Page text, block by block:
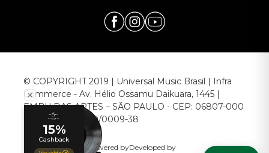
© COPYRIGHT 2019 | Universal Music Brasil | Infra
Commerce - Av. Hélio Ossamu Daikuara, 1445 |
EMBU DAS ARTES – SÃO PAULO - CEP: 06807-000
CNPJ: 00.952.789/0009-38
Powered byDeveloped by